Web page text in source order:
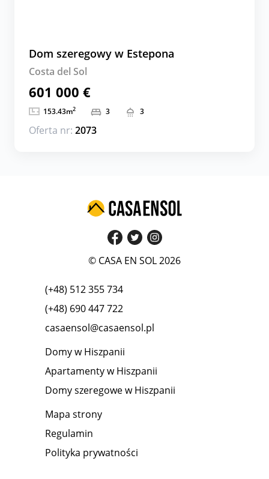
Dom szeregowy w Estepona
Costa del Sol
601 000 €
153.43m2 3 3
Oferta nr: 2073
© CASA EN SOL 2026
(+48) 512 355 734
(+48) 690 447 722
casaensol@casaensol.pl
Domy w Hiszpanii
Apartamenty w Hiszpanii
Domy szeregowe w Hiszpanii
Mapa strony
Regulamin
Polityka prywatności